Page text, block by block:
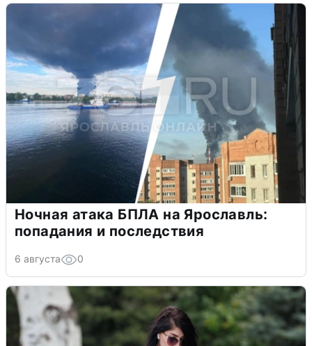
Ночная атака БПЛА на Ярославль:
попадания и последствия
6 августа 0